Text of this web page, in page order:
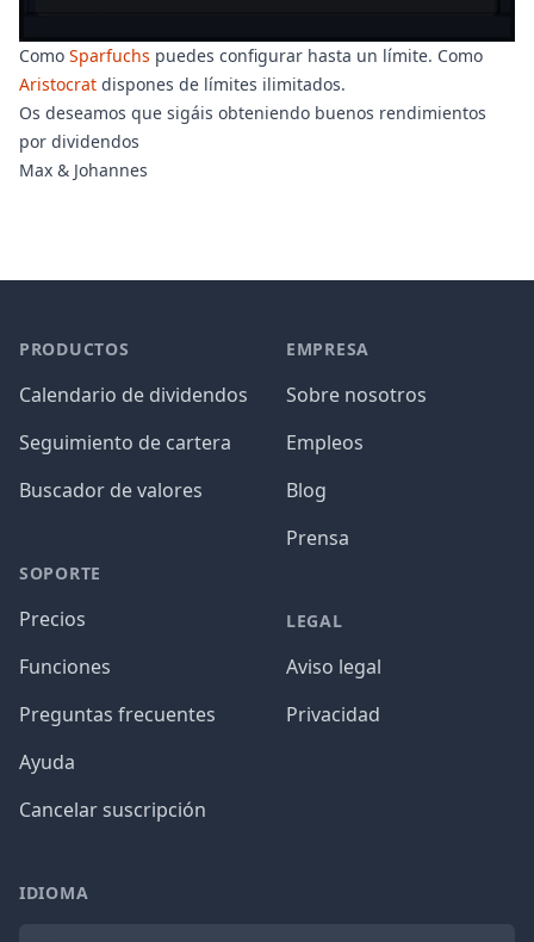
Como Sparfuchs puedes configurar hasta un límite. Como
Aristocrat dispones de límites ilimitados.
Os deseamos que sigáis obteniendo buenos rendimientos
por dividendos
Max & Johannes
PRODUCTOS
Calendario de dividendos
Seguimiento de cartera
Buscador de valores
SOPORTE
Precios
Funciones
Preguntas frecuentes
Ayuda
Cancelar suscripción
EMPRESA
Sobre nosotros
Empleos
Blog
Prensa
LEGAL
Aviso legal
Privacidad
IDIOMA